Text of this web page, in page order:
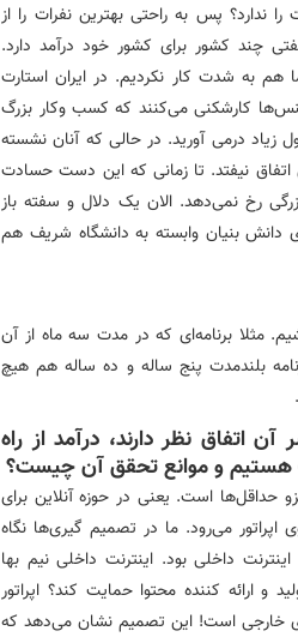
ندارد؟ پس به راحتی بهترین نفرات را از
چند کشور برای کشور خود درآمد دارد.
هم به شدت کار نکردیم. در ایران استارت
کارشکنی می‌کنند که کسب وکار بزرگ
زیاد درمی آورید. در حالی که آنان نشسته
اتفاق نیفتد. تا زمانی که این دست حسادت
رخ نمی‌دهد. الان یک دلال و سفته باز
بنیان وابسته به دانشگاه شریف هم
مثلا برنامه‌ای که در مدت سه ماه از آن
بلندمدت پنج ساله و ده ساله هم هیچ
اتفاق نظر دارند، درآمد از راه
هستیم و موانع تحقق آن چیست؟
حداقل‌ها است. یعنی در حوزه آنلاین برای
می‌رود. ما در تصمیم گیری‌ها نگاه
داخلی بود. اینترنت داخلی نیم بها
و ارائه کننده محتوا حمایت کند؟ اپراتور
خارجی است! این تصمیم نشان می‌دهد که